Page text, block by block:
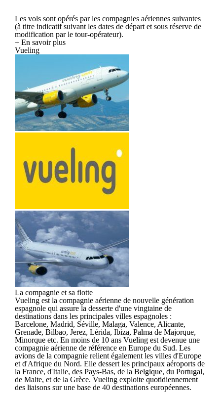
Les vols sont opérés par les compagnies aériennes suivantes
(à titre indicatif suivant les dates de départ et sous réserve de
modification par le tour-opérateur).
+ En savoir plus
Vueling
La compagnie et sa flotte
Vueling est la compagnie aérienne de nouvelle génération
espagnole qui assure la desserte d'une vingtaine de
destinations dans les principales villes espagnoles :
Barcelone, Madrid, Séville, Malaga, Valence, Alicante,
Grenade, Bilbao, Jerez, Lérida, Ibiza, Palma de Majorque,
Minorque etc. En moins de 10 ans Vueling est devenue une
compagnie aérienne de référence en Europe du Sud. Les
avions de la compagnie relient également les villes d'Europe
et d'Afrique du Nord. Elle dessert les principaux aéroports de
la France, d'Italie, des Pays-Bas, de la Belgique, du Portugal,
de Malte, et de la Grèce. Vueling exploite quotidiennement
des liaisons sur une base de 40 destinations européennes.